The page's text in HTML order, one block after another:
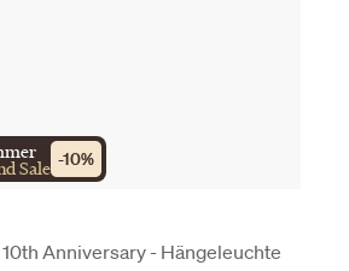
Sale -10%
10th Anniversary - Hängeleuchte